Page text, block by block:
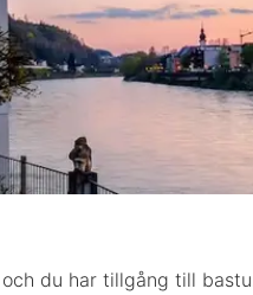
du har tillgång till